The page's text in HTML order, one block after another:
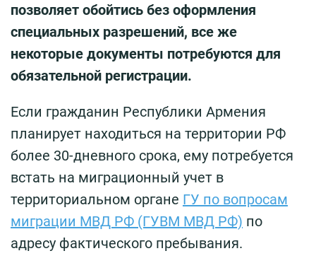
позволяет обойтись без оформления
специальных разрешений, все же
некоторые документы потребуются для
обязательной регистрации.
Если гражданин Республики Армения
планирует находиться на территории РФ
более 30-дневного срока, ему потребуется
встать на миграционный учет в
территориальном органе ГУ по вопросам
миграции МВД РФ (ГУВМ МВД РФ) по
адресу фактического пребывания.